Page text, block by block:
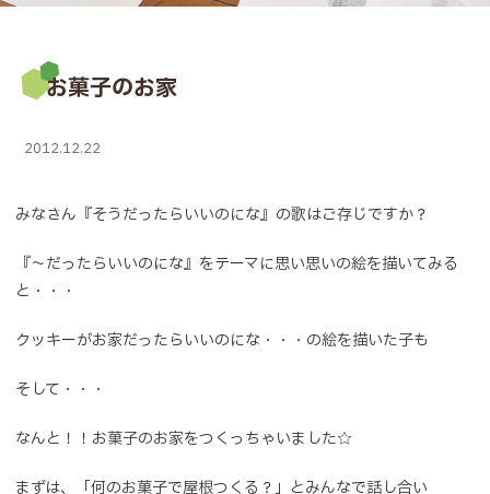
お菓子のお家
2012.12.22
みなさん『そうだったらいいのにな』の歌はご存じですか？
『～だったらいいのにな』をテーマに思い思いの絵を描いてみる
と・・・
クッキーがお家だったらいいのにな・・・の絵を描いた子も
そして・・・
なんと！！お菓子のお家をつくっちゃいました☆
まずは、「何のお菓子で屋根つくる？」とみんなで話し合い